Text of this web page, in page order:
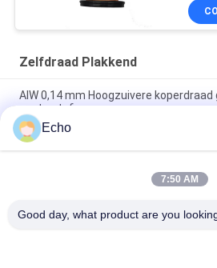
Zelfdraad Plakkend
AIW 0,14 mm Hoogzuivere
vaste stof
AIW220 0,14 mm koperdraad met
elektrische apparatuur
Gauge 35 AWG Emailleed koperdraad
Echo
7:50 AM
Good day, what product are you